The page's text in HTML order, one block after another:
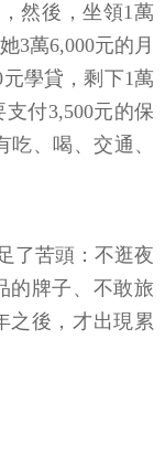
然後，坐領1萬
3萬6,000元的月
學貸，剩下1萬
付3,500元的保
、喝、交通、
了苦頭：不逛夜
的牌子、不敢旅
之後，才出現累